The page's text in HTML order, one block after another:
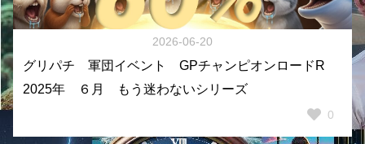
2026-06-20
グリパチ 軍団イベント GPチャンピオンロードR
2025年 ６月 もう迷わないシリーズ
0